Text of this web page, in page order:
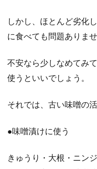
大きく
人気
しかし、ほとんど劣化
に食べても問題ありませ
不安なら少しなめてみ
使うといいでしょう。
それでは、古い味噌の
●味噌漬けに使う
きゅうり・大根・ニン